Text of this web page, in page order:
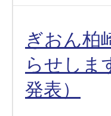
ぎおん柏
らせしま
発表）